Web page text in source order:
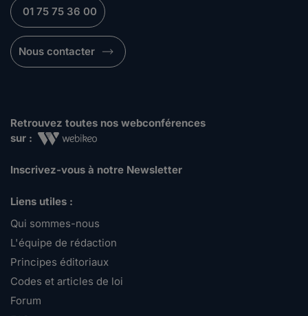
01 75 75 36 00
Nous contacter
Retrouvez toutes nos webconférences
sur :
Inscrivez-vous à notre Newsletter
Liens utiles :
Qui sommes-nous
L'équipe de rédaction
Principes éditoriaux
Codes et articles de loi
Forum